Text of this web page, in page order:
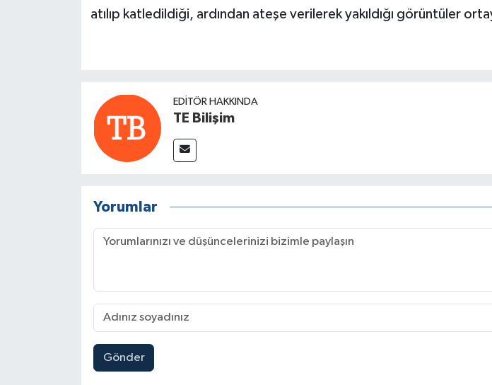
atılıp katledildiği, ardından ateşe verilerek yakıldığı görüntüler
EDITÖR HAKKINDA
TE Bilişim
Yorumlar
Gönder